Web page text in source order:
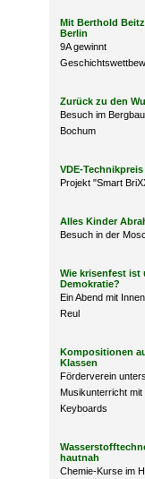
Mit Berthold
Berlin
9A gewinnt
Zurück zu den
Besuch im
Bochum
VDE-Technikpreis
Projekt "Smart
Alles Kinder
Besuch in der
Wie krisenfest ist
Demokratie?
Ein Abend mit
Reul
Kompositionen
Klassen
Förderverein
Musikunterricht mit
Keyboards
hautnah
Chemie-Kurse im